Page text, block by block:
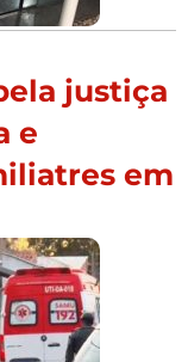
justiça
e
em